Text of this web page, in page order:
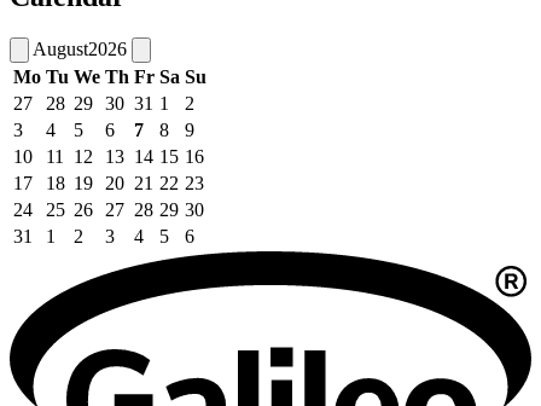
August2026
Mo Tu We Th Fr Sa Su
27
28 29 30 31 1
2
3
4 5 6 7 8
9
10
11 12 13 14 15 16
17
18 19 20 21 22 23
24
25 26 27 28 29 30
31
1 2 3 4 5 6